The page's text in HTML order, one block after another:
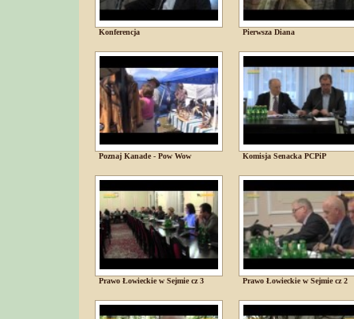
Konferencja Pierwsza Diana
Poznaj Kanade - Pow Wow Komisja Senacka PCPiP
Prawo Łowieckie w Sejmie cz 3 Prawo Łowieckie w Sejmie cz 2